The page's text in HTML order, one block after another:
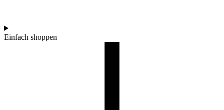
Einfach shoppen